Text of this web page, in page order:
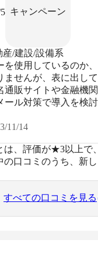
キャンペーン
産/建設/設備系
を使用しているのか
ませんが、表に出し
通販サイトや金融機
ール対策で導入を検
て確かに数が目減り
ます。
11/14
、評価が★3以上で
の口コミのうち、新
すべての口コミを見る